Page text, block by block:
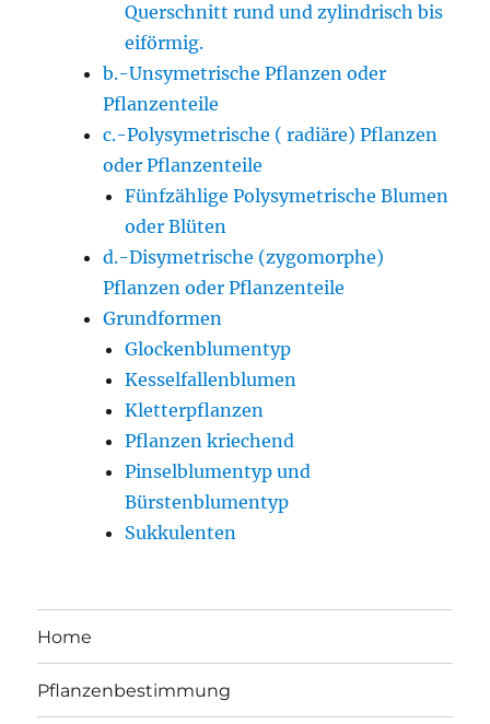
Querschnitt rund und zylindrisch bis
eiförmig.
b.-Unsymetrische Pflanzen oder
Pflanzenteile
c.-Polysymetrische ( radiäre) Pflanzen
oder Pflanzenteile
Fünfzählige Polysymetrische Blumen
oder Blüten
d.-Disymetrische (zygomorphe)
Pflanzen oder Pflanzenteile
Grundformen
Glockenblumentyp
Kesselfallenblumen
Kletterpflanzen
Pflanzen kriechend
Pinselblumentyp und
Bürstenblumentyp
Sukkulenten
Home
Pflanzenbestimmung